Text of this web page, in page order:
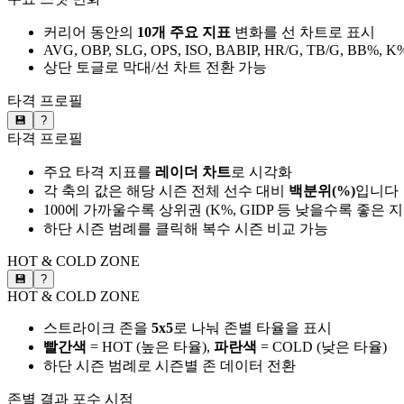
커리어 동안의 10개 주요 지표 변화를 선 차트로 표시
AVG, OBP, SLG, OPS, ISO, BABIP, HR/G, TB/G, BB%,
상단 토글로 막대/선 차트 전환 가능
타격 프로필
💾 ?
타격 프로필
주요 타격 지표를 레이더 차트로 시각화
각 축의 값은 해당 시즌 전체 선수 대비 백분위(%)입니다
100에 가까울수록 상위권 (K%, GIDP 등 낮을수록 좋은
하단 시즌 범례를 클릭해 복수 시즌 비교 가능
HOT & COLD ZONE
💾 ?
HOT & COLD ZONE
스트라이크 존을 5x5로 나눠 존별 타율을 표시
빨간색 = HOT (높은 타율), 파란색 = COLD (낮은 타율)
하단 시즌 범례로 시즌별 존 데이터 전환
존별 결과 포수 시점